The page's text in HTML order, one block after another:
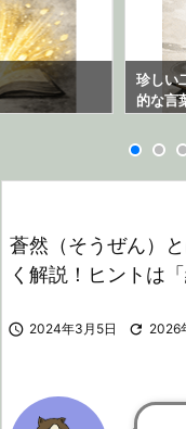
珍しい
的な言
蒼然（そうぜん）
く解説！ヒントは「
 2024年3月5日  2026